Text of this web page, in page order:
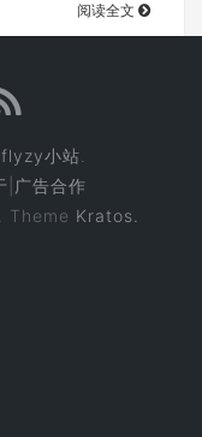
阅读全文
flyzy小站
广告合作
. Theme Kratos.